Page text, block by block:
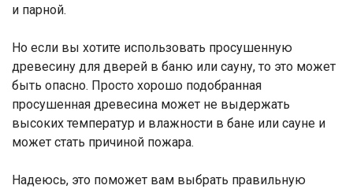
и парной.
Но если вы хотите использовать просушенную
древесину для дверей в баню или сауну, то это может
быть опасно. Просто хорошо подобранная
просушенная древесина может не выдержать
высоких температур и влажности в бане или сауне и
может стать причиной пожара.
Надеюсь, это поможет вам выбрать правильную